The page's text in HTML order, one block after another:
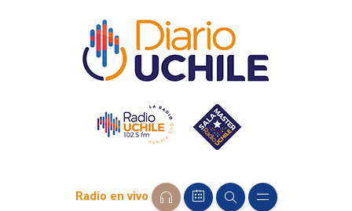
Radio en vivo